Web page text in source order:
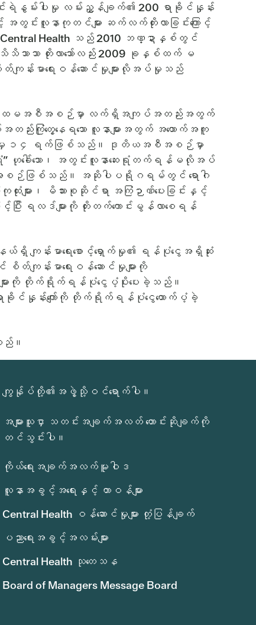
ဆင်းရဲနွမ်းပါးမှု လမ်းညွှန်ချက်၏ 200 ရာခိုင်နှုန်း
လူနာကုတင်များ ဆက်လက်တိုးလာခြင်းကြောင့်
Health သည် 2010 ဘဏ္ဍာနှစ်တွင်
ာသာ တိုးလာသော်လည်း 2009 ခုနှစ်ထက် မ
တ်ကျန်းမာရေးဝန်ဆောင်မှုများလိုအပ်မှုသည်
။ ပထမအစီအစဉ်မှာ လက်ရှိအကျပ်အတည်းအတွက်
ြုံတွေ့နေရသော လူနာများအတွက် အထောက်အကူ
ရက်မှ ၁၄ ရက်ဖြစ်သည်။ ဒုတိယအစီအစဉ်မှာ
ဟုခေါ်သော၊ အတွင်းလူနာဆေးရုံတက်ရန်မလိုအပ်
အစီအစဉ်ဖြစ်သည်။ အဆိုပါပရိုဂရမ်တွင် ရောဂါ
များ၊ မိသားစုဆိုင်ရာ အကြံဉာဏ်ပေးခြင်းနှင့်
ရလဒ်များကို တိုးတက်ကောင်းမွန်လာစေရန်
ျန်းမာရေးစောင့်ရှောက်မှု၏ ရန်ပုံငွေအရှိဆုံး
န်းမာရေးဝန်ဆောင်မှုများကို
များကို တိုက်ရိုက်ရန်ပုံငွေပံ့ပိုးပေးခဲ့သည်။
ာခိုင်နှုန်းကျော်ကို တိုက်ရိုက်ရန်ပုံငွေထောက်ပံ့ခဲ့
ည်။
ကျွန်ုပ်တို့၏အဖွဲ့သို့ဝင်ရောက်ပါ။
အများသူငှာ သတင်းအချက်အလတ် တောင်းဆိုချက်ကို
တင်သွင်းပါ။
ကိုယ်ရေးအချက်အလက်မူဝါဒ
လူနာအခွင့်အရေးနှင့် တာဝန်များ
Central Health ဝန်ဆောင်မှုများ တုံ့ပြန်ချက်
ပညာရေးအခွင့်အလမ်းများ
Central Health သုတေသန
Board of Managers Message Board